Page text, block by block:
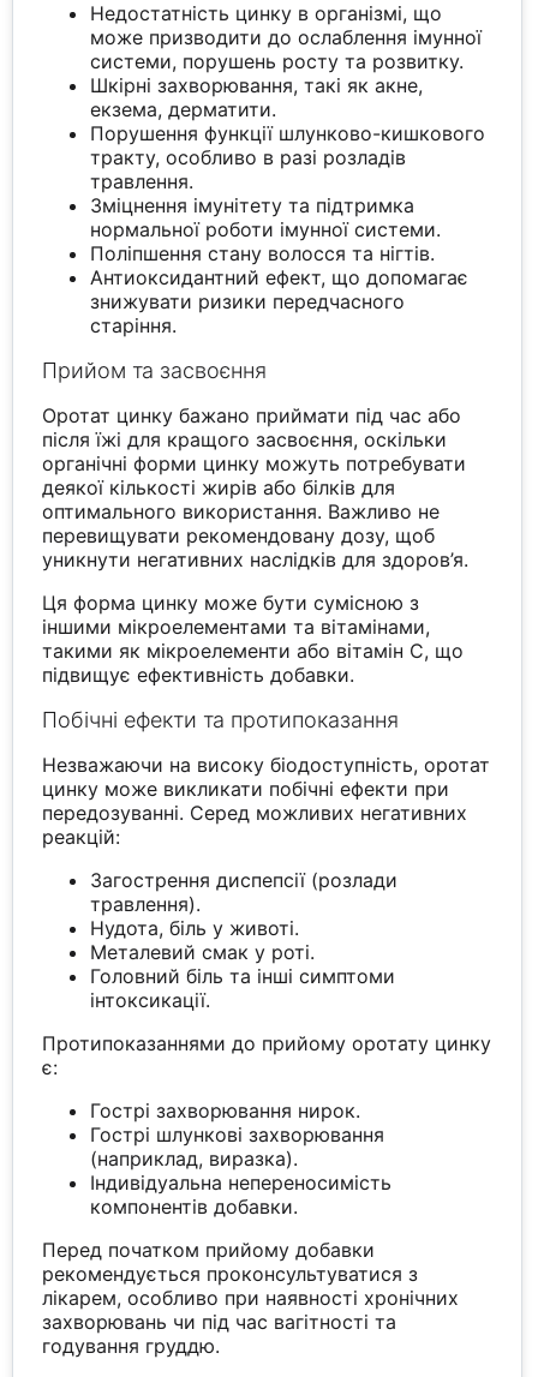
Недостатність цинку в організмі, що
може призводити до ослаблення імунної
системи, порушень росту та розвитку.
Шкірні захворювання, такі як акне,
екзема, дерматити.
Порушення функції шлунково-кишкового
тракту, особливо в разі розладів
травлення.
Зміцнення імунітету та підтримка
нормальної роботи імунної системи.
Поліпшення стану волосся та нігтів.
Антиоксидантний ефект, що допомагає
знижувати ризики передчасного
старіння.
Прийом та засвоєння
Оротат цинку бажано приймати під час або
після їжі для кращого засвоєння, оскільки
органічні форми цинку можуть потребувати
деякої кількості жирів або білків для
оптимального використання. Важливо не
перевищувати рекомендовану дозу, щоб
уникнути негативних наслідків для здоров’я.
Ця форма цинку може бути сумісною з
іншими мікроелементами та вітамінами,
такими як мікроелементи або вітамін C, що
підвищує ефективність добавки.
Побічні ефекти та протипоказання
Незважаючи на високу біодоступність, оротат
цинку може викликати побічні ефекти при
передозуванні. Серед можливих негативних
реакцій:
Загострення диспепсії (розлади
травлення).
Нудота, біль у животі.
Металевий смак у роті.
Головний біль та інші симптоми
інтоксикації.
Протипоказаннями до прийому оротату цинку
є:
Гострі захворювання нирок.
Гострі шлункові захворювання
(наприклад, виразка).
Індивідуальна непереносимість
компонентів добавки.
Перед початком прийому добавки
рекомендується проконсультуватися з
лікарем, особливо при наявності хронічних
захворювань чи під час вагітності та
годування груддю.